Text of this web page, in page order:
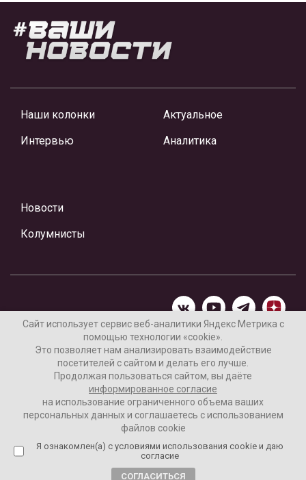
Наши колонки
Интервью
Актуальное
Аналитика
Новости
Колумнисты
Материалы предоставлены редакцией Интернет-газеты
«Ваши новости»
Нашли ошибку? Выделите ее и нажмите Ctrl+Enter
Согласие пользователя на обработку данных
Сайт использует сервис веб-аналитики Яндекс Метрика с
помощью технологии «cookie».
Это позволяет нам анализировать взаимодействие
посетителей с сайтом и делать его лучше.
Продолжая пользоваться сайтом, вы даёте
информированное согласие
на использование ограниченного объема ваших
персональных данных и соглашаетесь с использованием
файлов cookie
Я ознакомлен(а) с условиями использования cookie и даю
согласие
СОГЛАСИТЬСЯ